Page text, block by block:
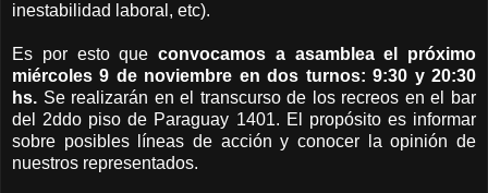
inestabilidad laboral, etc).
Es por esto que convocamos a asamblea el próximo
miércoles 9 de noviembre en dos turnos: 9:30 y 20:30
hs. Se realizarán en el transcurso de los recreos en el bar
del 2ddo piso de Paraguay 1401. El propósito es informar
sobre posibles líneas de acción y conocer la opinión de
nuestros representados.